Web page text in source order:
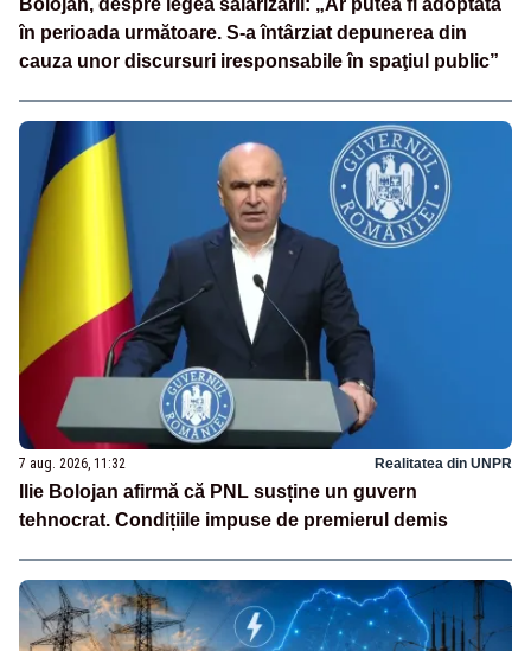
Bolojan, despre legea salarizării: „Ar putea fi adoptată
în perioada următoare. S-a întârziat depunerea din
cauza unor discursuri iresponsabile în spaţiul public”
7 aug. 2026, 11:32 Realitatea din UNPR
Ilie Bolojan afirmă că PNL susține un guvern
tehnocrat. Condițiile impuse de premierul demis